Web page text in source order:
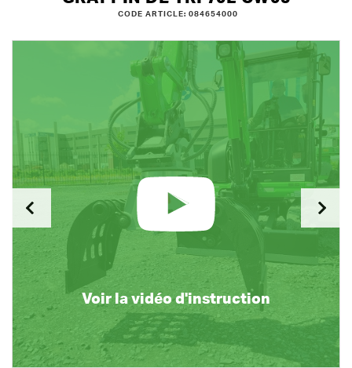
CODE ARTICLE: 084654000
Voir la vidéo d'instruction